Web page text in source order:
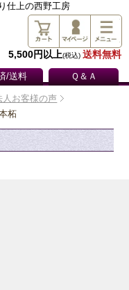
仕上の西野工房
5,500円以上(税込) 送料無料
/送料 Ｑ＆Ａ
人お客様の声
柘